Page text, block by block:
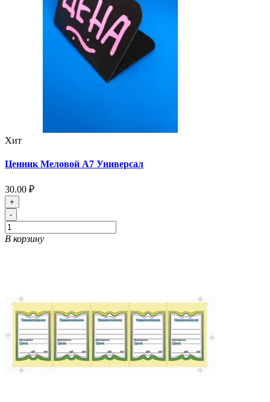
Хит
Ценник Меловой А7 Универсал
30.00 ₽
+
-
В корзину